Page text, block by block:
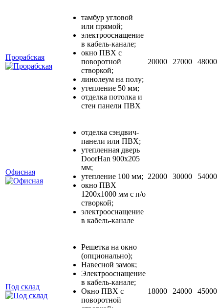
Прорабская
тамбур угловой
или прямой;
электрооснащение
в кабель-канале;
окно ПВХ с
поворотной
створкой;
линолеум на полу;
утепление 50 мм;
отделка потолка и
стен панели ПВХ
20000 27000 48000
Офисная
отделка сэндвич-
панели или ПВХ;
утепленная дверь
DoorHan 900х205
мм;
утепление 100 мм;
окно ПВХ
1200х1000 мм с п/о
створкой;
электрооснащение
в кабель-канале
22000 30000 54000
Под склад
Решетка на окно
(опционально);
Навесной замок;
Электрооснащение
в кабель-канале;
Окно ПВХ с
поворотной
18000 24000 45000